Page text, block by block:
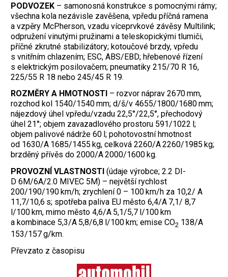
PODVOZEK – samonosná konstrukce s pomocnými rámy;
všechna kola nezávisle zavěšena, vpředu příčná ramena
a vzpěry McPherson, vzadu víceprvkové závěsy Multilink;
odpružení vinutými pružinami a teleskopickými tlumiči,
příčné zkrutné stabilizátory; kotoučové brzdy, vpředu
s vnitřním chlazením; ESC, ABS/EBD; ­hřebenové řízení
s elektrickým posilovačem; pneumatiky 215/70 R 16,
225/55 R 18 nebo 245/45 R 19.
ROZMĚRY A HMOTNOSTI – rozvor náprav 2670 mm,
rozchod kol 1540/1540 mm; d/š/v 4655/1800/1680 mm;
nájezdový úhel vpředu/vzadu 22,5°/22,5°, přechodový
úhel 21°; objem zavazadlového prostoru 591/1022 l;
objem palivové nádrže 60 l; pohotovostní hmotnost
od 1630/A 1685/1455 kg, celková 2260/A 2260/1985 kg;
brzděný přívěs do 2000/A 2000/1600 kg.
PROVOZNÍ VLASTNOSTI (údaje výrobce; 2.2 DI-
D 6M/6A/2.0 MIVEC 5M) – největší rychlost
200/190/190 km/h; zrychlení 0 – 100 km/h za 10,2/ A
11,7/10,6 s; spotřeba paliva EU město 6,4/A 7,1/ 8,7
l/100 km, mimo město 4,6/A 5,1/5,7 l/100 km
a kombinace 5,3/A 5,8/6,8 l/100 km; emise CO2 138/A
153/157 g/km.
Převzato z časopisu